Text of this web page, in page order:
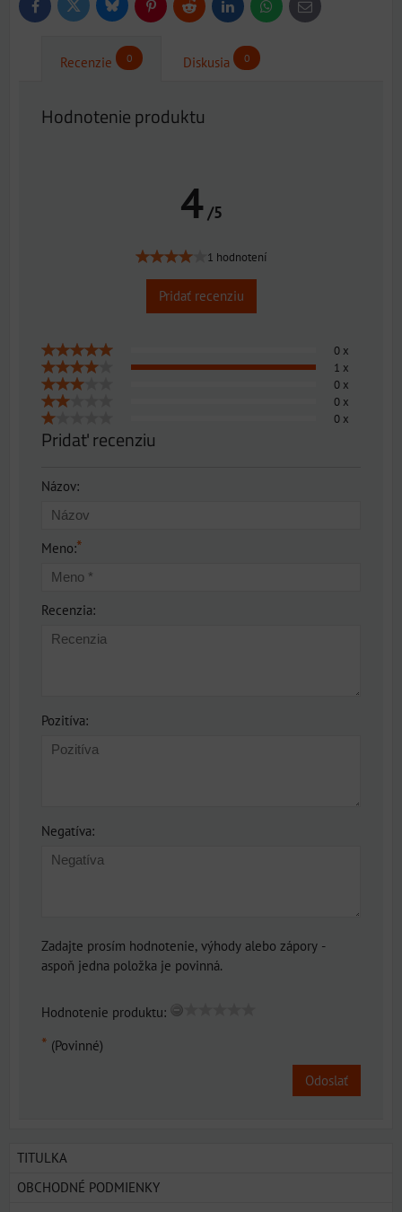
FacebookTwitter BlueskyPinterestReddit LinkedInWhatsApp
E-
mail
Recenzie 0 Diskusia 0
Hodnotenie produktu
4 /5
1 hodnotení
Pridať recenziu
0 x
1 x
0 x
0 x
0 x
Pridať recenziu
Názov:
Meno:*
Recenzia:
Pozitíva:
Negatíva:
Zadajte prosím hodnotenie, výhody alebo zápory -
aspoň jedna položka je povinná.
Hodnotenie produktu:
* (Povinné)
Odoslať
TITULKA
OBCHODNÉ PODMIENKY